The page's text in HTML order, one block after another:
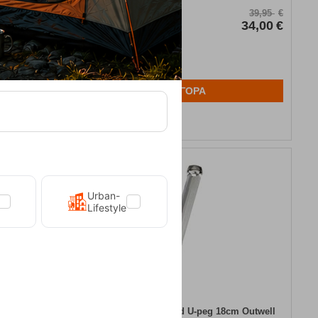
5,75 €
5,25 €
Κωδικός: FRE-9503
Άμεσαδιαθέσιμο
39,95 €
34,00 €
ΑΓΟΡΑ
Πασαλάκια Halfround U-peg 18cm Outwell
Urban-
Lifestyle